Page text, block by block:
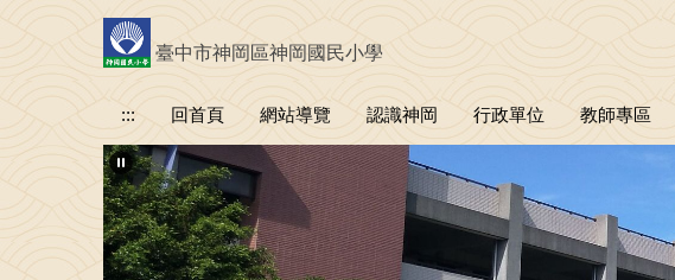
主
容
臺中市神岡區神岡國民小學
::: 回首頁 網站導覽 認識神岡 行政單位 教師專區